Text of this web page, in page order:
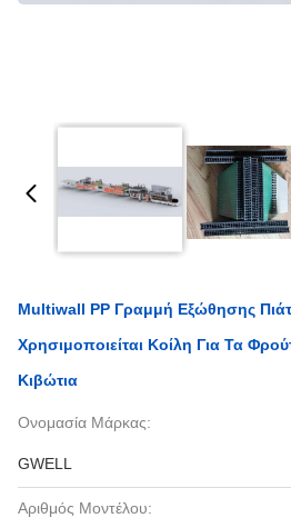
Multiwall PP Γραμμή Εξώθησης
Χρησιμοποιείται Κοίλη Για Τα
Κιβώτια
Ονομασία Μάρκας:
GWELL
Αριθμός Μοντέλου: